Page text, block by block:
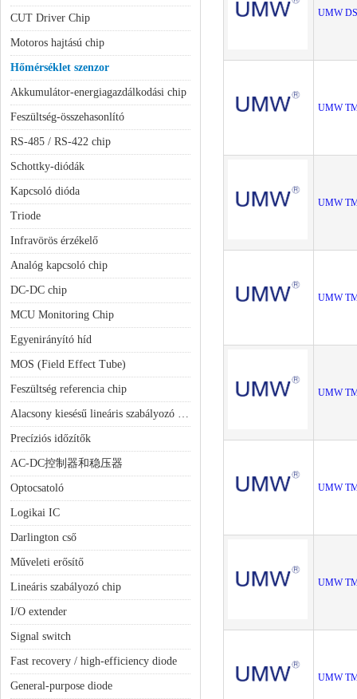
CUT Driver Chip
Motoros hajtású chip
Hőmérséklet szenzor
Akkumulátor-energiagazdálkodási chip
Feszültség-összehasonlító
RS-485 / RS-422 chip
Schottky-diódák
Kapcsoló dióda
Triode
Infravörös érzékelő
Analóg kapcsoló chip
DC-DC chip
MCU Monitoring Chip
Egyenirányító híd
MOS (Field Effect Tube)
Feszültség referencia chip
Alacsony kiesésű lineáris szabályozó (LDO)
Precíziós időzítők
AC-DC控制器和稳压器
Optocsatoló
Logikai IC
Darlington cső
Műveleti erősítő
Lineáris szabályozó chip
I/O extender
Signal switch
Fast recovery / high-efficiency diode
General-purpose diode
UMW
UMW
UMW
UMW
UMW
UMW
UMW
UMW